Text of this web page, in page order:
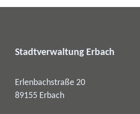
Stadtverwaltung Erbach
Erlenbachstraße 20
89155 Erbach